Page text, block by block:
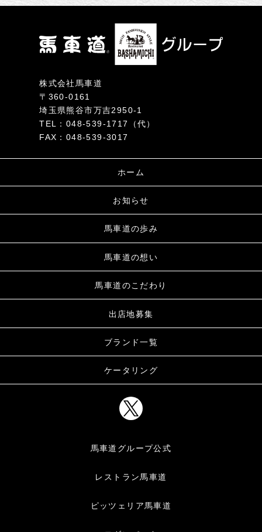
株式会社馬車道
〒360-0161
埼玉県熊谷市万吉2950-1
TEL：048-539-1717（代）
FAX：048-539-3017
ホーム
お知らせ
馬車道の歩み
馬車道の想い
馬車道のこだわり
出店地募集
ブランド一覧
ケータリング
馬車道グループ公式
レストラン馬車道
ピッツェリア馬車道